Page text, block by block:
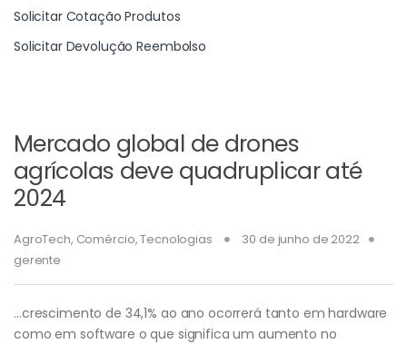
Mercado global de drones
agrícolas deve quadruplicar até
2024
AgroTech, Comércio,Tecnologias
30 de junho de 2022
gerente
…crescimento de 34,1% ao ano ocorrerá tanto em hardware
como em software o que significa um aumento no
Solicitar Cotação Produtos
Solicitar Devolução Reembolso